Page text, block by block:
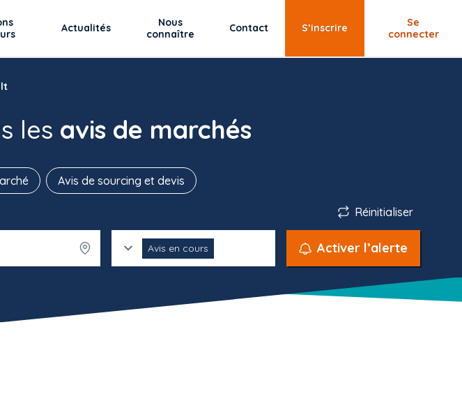
Actualités
Nous
connaître
Contact S’inscrire
Se
connecter
les avis de marchés
Avis de sourcing et devis
Réinitialiser
Avis en cours Activer l’alerte